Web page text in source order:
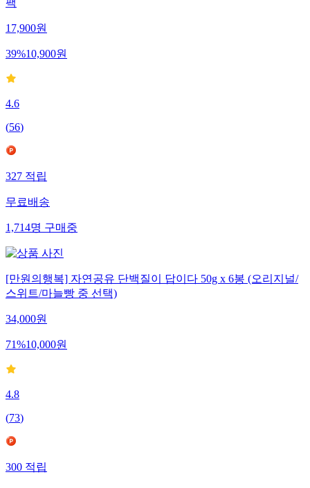
팩
17,900원
39%10,900원
4.6
(56)
327적립
무료배송
1,714명구매중
[만원의행복] 자연공유 단백질이 답이다 50g x 6봉 (오리지널/
스위트/마늘빵 중 선택)
34,000원
71%10,000원
4.8
(73)
300적립